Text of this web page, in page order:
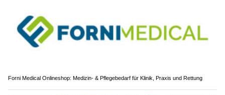
Forni Medical Onlineshop: Medizin- & Pflegebedarf für Klinik, Praxis und Rettung